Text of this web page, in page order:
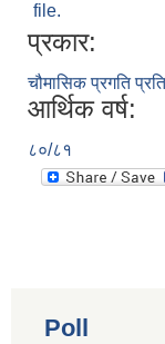
file.
प्रकार:
चौमासिक प्रगति
आर्थिक वर्ष:
८०/८१
Poll